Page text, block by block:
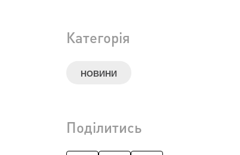
Категорія
НОВИНИ
Поділитись